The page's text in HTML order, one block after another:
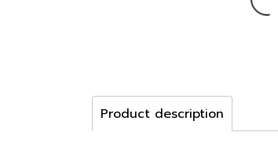
Product description